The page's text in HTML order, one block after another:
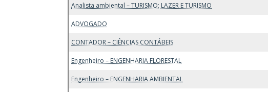
Analista ambiental – TURISMO; LAZER E TURISMO
ADVOGADO
CONTADOR – CIÊNCIAS CONTÁBEIS
Engenheiro – ENGENHARIA FLORESTAL
Engenheiro – ENGENHARIA AMBIENTAL